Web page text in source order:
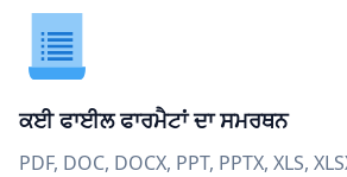
ਕਈ ਫਾਈਲ ਫਾਰਮੈਟਾਂ ਦਾ ਸਮਰਥਨ
PDF, DOC, DOCX, PPT, PPTX, XLS,